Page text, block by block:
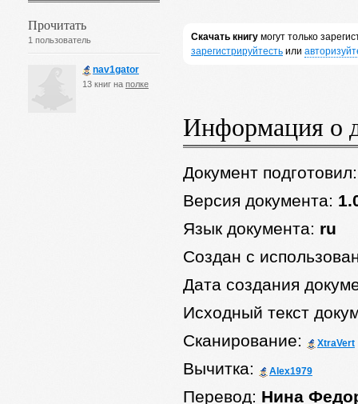
Прочитать
1 пользователь
nav1gator
13 книг на полке
Скачать книгумогут только
зарегистрируйтестьили
Информация о
Документ
Версия документа:
Язык документа: ru
Создан с
Дата создания
Исходный текст
Сканирование:
XtraVert
Вычитка: Alex1979
Перевод: Нина